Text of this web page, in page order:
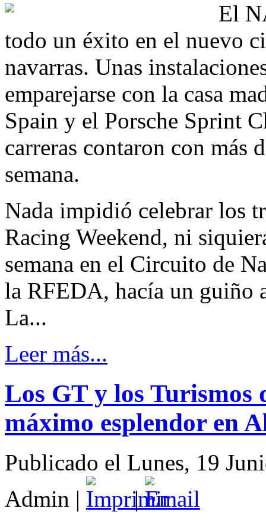
El
todo un éxito en el nuevo
navarras. Unas
emparejarse con la casa
Spain y el Porsche Sprint
carreras contaron con más
semana.
Nada impidió celebrar los
Racing Weekend, ni
semana en el Circuito de
la RFEDA, hacía un guiño
La...
Leer más...
Los GT y los Turismos
máximo esplendor en
Publicado el Lunes, 19
Admin | |